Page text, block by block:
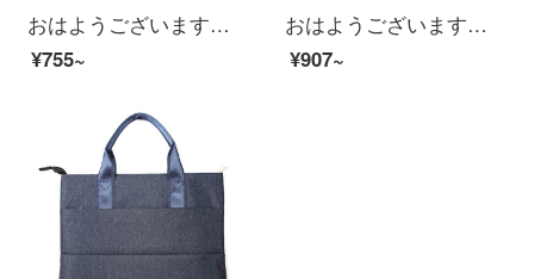
おはようございます（ch）50個の財務証憑ファイルボックスの会計証憑箱のクラフト紙25*14.5*5 cm
¥755~
おはようございます。50枚の牛革の袋を入れて、純正な木材パルプを輸入して、入札書類の資料袋を厚くします。8 cmです。
¥907~